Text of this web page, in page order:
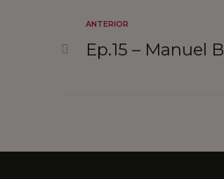
ANTERIOR
Ep.15 – Manuel